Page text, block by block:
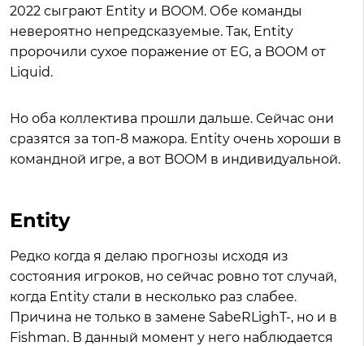
2022 сыграют Entity и BOOM. Обе команды
невероятно непредсказуемые. Так, Entity
пророчили сухое поражение от EG, а BOOM от
Liquid.
Но оба коллектива прошли дальше. Сейчас они
сразятся за топ-8 мажора. Entity очень хороши в
командной игре, а вот BOOM в индивидуальной.
Entity
Редко когда я делаю прогнозы исходя из
состояния игроков, но сейчас ровно тот случай,
когда Entity стали в несколько раз слабее.
Причина не только в замене SabeRLighT-, но и в
Fishman. В данный момент у него наблюдается